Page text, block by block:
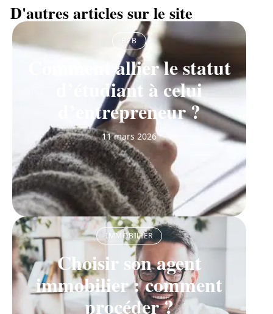
D'autres articles sur le site
B2B
Comment allier le statut
d’étudiant à celui
d’entrepreneur ?
11 mars 2026
IMMOBILIER
Choisir son agent
immobilier : comment
procéder ?